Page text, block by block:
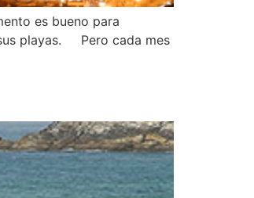
es bueno para
playas. Pero cada mes